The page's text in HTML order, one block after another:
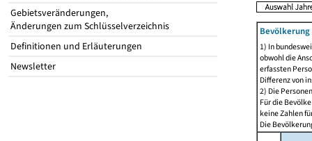
Gebietsveränderungen,
Änderungen zum Schlüsselverzeichnis
Definitionen und Erläuterungen
Newsletter
1) In
obwohl die
erfassten
Differenz von
2) Die
Für die
keine Zahlen
Die